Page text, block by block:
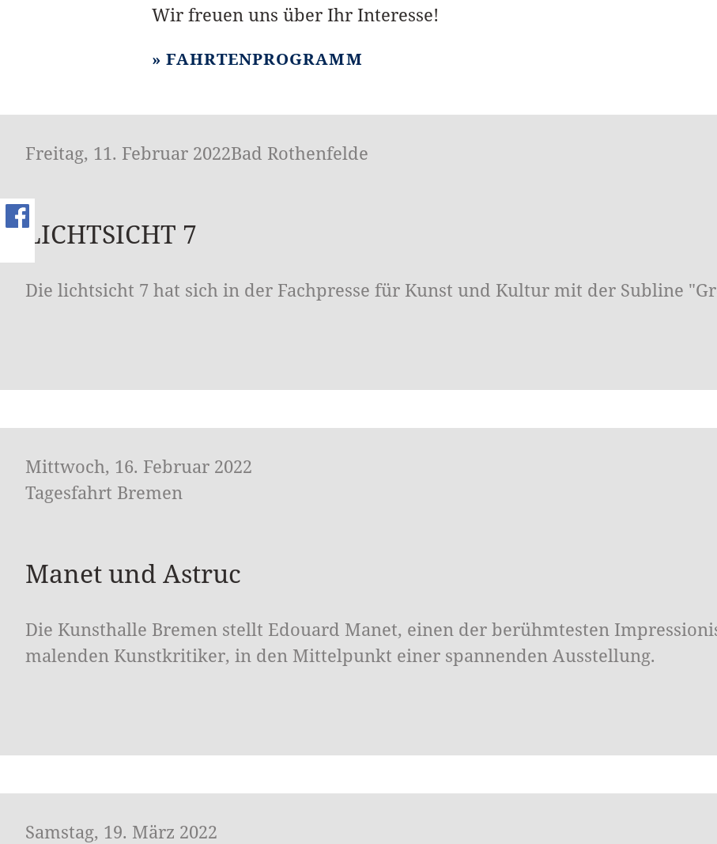
Wir freuen uns über Ihr Interesse!
FAHRTENPROGRAMM
Freitag, 11. Februar 2022Bad Rothenfelde
LICHTSICHT 7
Die lichtsicht 7 hat sich in der Fachpresse für Kunst und Kultur mit der Subline
Mittwoch, 16. Februar 2022
Tagesfahrt Bremen
Manet und Astruc
Die Kunsthalle Bremen stellt Edouard Manet, einen der berühmtesten
malenden Kunstkritiker, in den Mittelpunkt einer spannenden Ausstellung.
Samstag, 19. März 2022